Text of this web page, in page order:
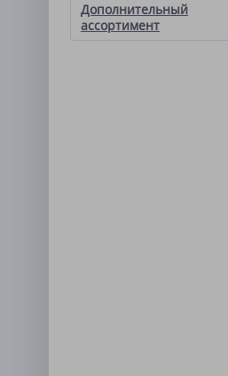
Дополнительный
ассортимент